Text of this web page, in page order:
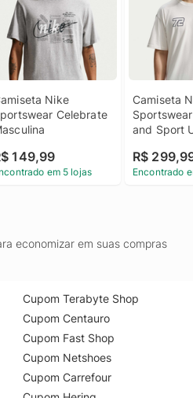
Nike
Celebrate
149,99
em 5 lojas
Camiseta
and Sport
R$
Encontrado
economizar em suas compras
Cupom Terabyte Shop
Cupom Centauro
Cupom Fast Shop
Cupom Netshoes
Cupom Carrefour